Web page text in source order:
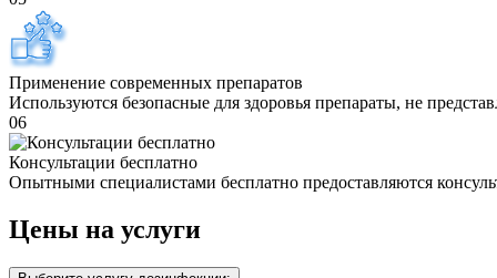
Применение современных препаратов
Используются безопасные для здоровья препараты, не
06
Консультации бесплатно
Опытными специалистами бесплатно предоставляются
Цены на услуги